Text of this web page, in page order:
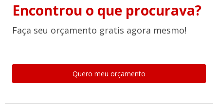
Encontrou o que procurava?
Faça seu orçamento gratis agora mesmo!
Quero meu orçamento